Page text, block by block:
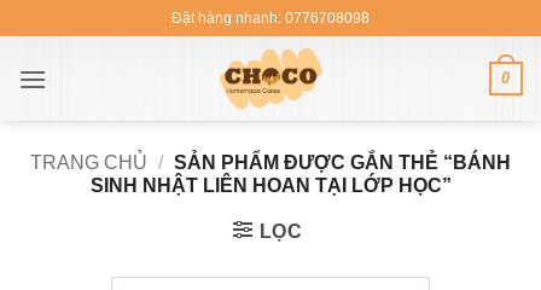
nội
Đặt hàng nhanh: 0776708098
0
TRANG CHỦ / SẢN PHẨM ĐƯỢC GẮN THẺ “BÁNH
SINH NHẬT LIÊN HOAN TẠI LỚP HỌC”
LỌC